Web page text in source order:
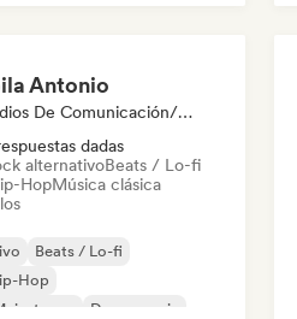
Antonio
Medios De Comunicación/Periodista
dadas
alternativoBeats / Lo-fi
HopMúsica clásica
Beats / Lo-fi
Hop
Dance music